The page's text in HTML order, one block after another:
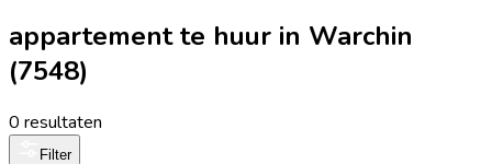
appartement te huur in Warchin
(7548)
0 resultaten
Filter